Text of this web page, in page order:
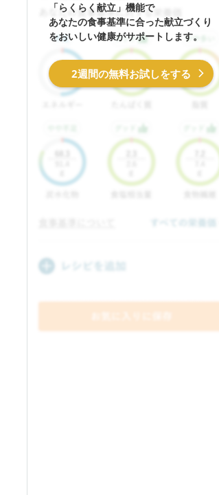
「らくらく献立」機能で
あなたの食事基準に合った献立づくり
をおいしい健康がサポートします。
2週間の無料お試しをする